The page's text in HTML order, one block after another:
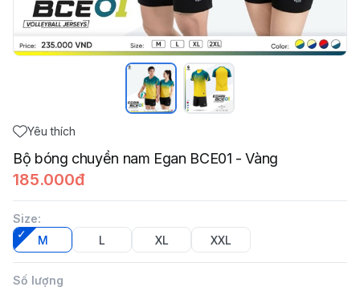
Yêu thích
Bộ bóng chuyền nam Egan BCE01 - Vàng
185.000đ
Size:
M
L XL XXL
Số lượng